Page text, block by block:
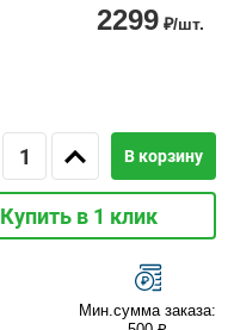
2299 ₽/шт.
В корзину
Купить в 1 клик
Мин.сумма заказа: